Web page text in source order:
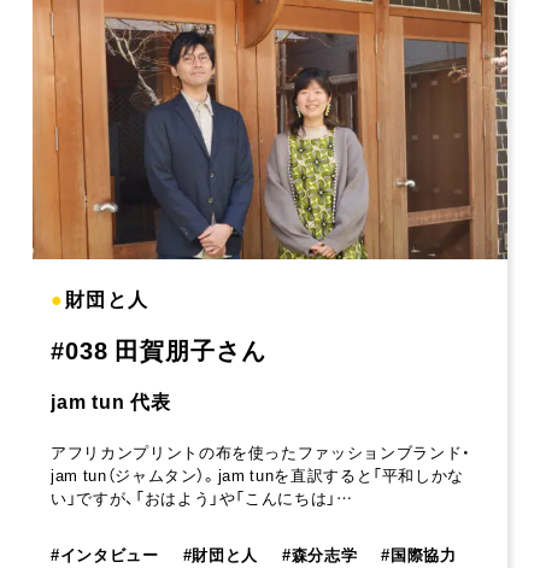
●財団と人
#038 田賀朋子さん
jam tun 代表
アフリカンプリントの布を使ったファッションブランド・
jam tun（ジャムタン）。jam tunを直訳すると「平和しかな
い」ですが、「おはよう」や「こんにちは」…
#インタビュー #財団と人 #森分志学 #国際協力